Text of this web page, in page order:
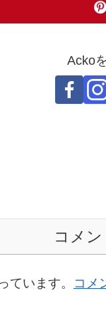
Acko
コメ
ています。 コメ